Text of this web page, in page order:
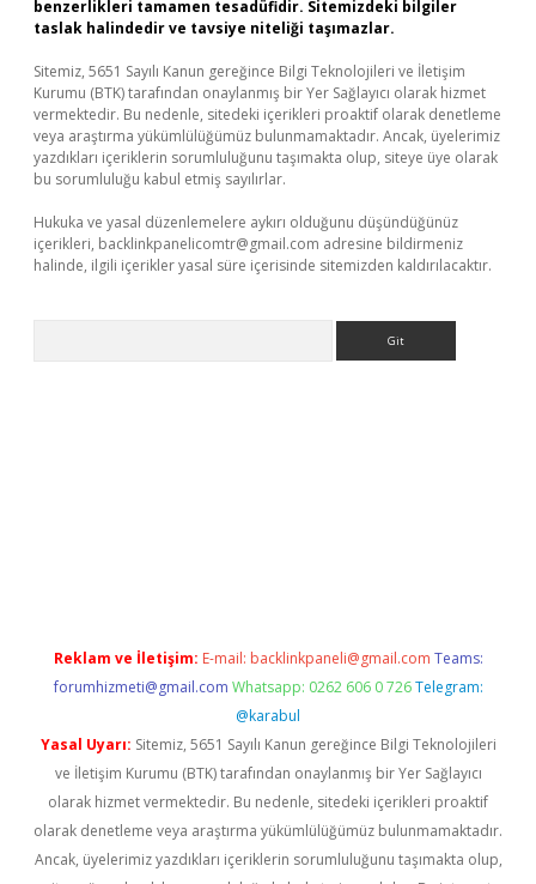
benzerlikleri tamamen tesadüfidir. Sitemizdeki bilgiler
taslak halindedir ve tavsiye niteliği taşımazlar.
Sitemiz, 5651 Sayılı Kanun gereğince Bilgi Teknolojileri ve İletişim
Kurumu (BTK) tarafından onaylanmış bir Yer Sağlayıcı olarak hizmet
vermektedir. Bu nedenle, sitedeki içerikleri proaktif olarak denetleme
veya araştırma yükümlülüğümüz bulunmamaktadır. Ancak, üyelerimiz
yazdıkları içeriklerin sorumluluğunu taşımakta olup, siteye üye olarak
bu sorumluluğu kabul etmiş sayılırlar.
Hukuka ve yasal düzenlemelere aykırı olduğunu düşündüğünüz
içerikleri, backlinkpanelicomtr@gmail.com adresine bildirmeniz
halinde, ilgili içerikler yasal süre içerisinde sitemizden kaldırılacaktır.
Reklam ve İletişim: E-mail: backlinkpaneli@gmail.com Teams:
forumhizmeti@gmail.com Whatsapp: 0262 606 0 726 Telegram:
@karabul
Yasal Uyarı: Sitemiz, 5651 Sayılı Kanun gereğince Bilgi Teknolojileri
ve İletişim Kurumu (BTK) tarafından onaylanmış bir Yer Sağlayıcı
olarak hizmet vermektedir. Bu nedenle, sitedeki içerikleri proaktif
olarak denetleme veya araştırma yükümlülüğümüz bulunmamaktadır.
Ancak, üyelerimiz yazdıkları içeriklerin sorumluluğunu taşımakta olup,